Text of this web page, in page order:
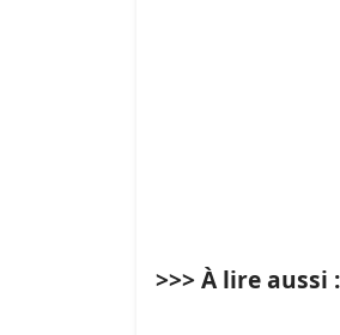
>>> À lire aussi :